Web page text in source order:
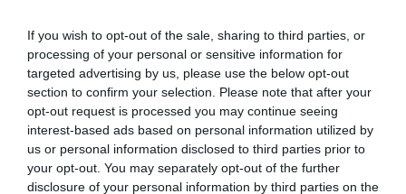
If you wish to opt-out of the sale, sharing to third parties, or
processing of your personal or sensitive information for
targeted advertising by us, please use the below opt-out
section to confirm your selection. Please note that after your
opt-out request is processed you may continue seeing
interest-based ads based on personal information utilized by
us or personal information disclosed to third parties prior to
your opt-out. You may separately opt-out of the further
disclosure of your personal information by third parties on the
Ez is érdekelhet! Új inváziós ragadozó emlős
jelent meg a Szigetközben